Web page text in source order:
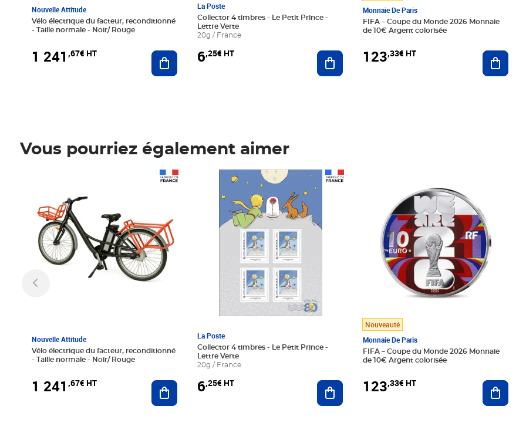
Nouvelle Attitude
Vélo électrique du facteur, reconditionné
- Taille normale - Noir/ Rouge
1 241 ,67€ HT Ajouter au panier
La Poste
Collector 4 timbres - Le Petit Prince -
Lettre Verte
20g / France
6,25€ HT Ajouter au panier
Monnaie De Paris
FIFA – Coupe du Monde 2026 Monnaie
de 10€ Argent colorisée
123,33€ HT
Vous pourriez également aimer
Nouvelle Attitude
Vélo électrique du facteur, reconditionné
- Taille normale - Noir/ Rouge
1 241 ,67€ HT Ajouter au panier
La Poste
Collector 4 timbres - Le Petit Prince -
Lettre Verte
20g / France
6,25€ HT
Prix 6,25€ HT
Ajouter au panier
Nouveauté
Monnaie De Paris
FIFA – Coupe du Monde 2026 Monnaie
de 10€ Argent colorisée
123,33€ HT